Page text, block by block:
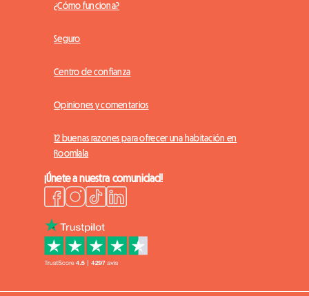
¿Cómo funciona?
Seguro
Centro de confianza
Opiniones y comentarios
12 buenas razones para ofrecer una habitación en
Roomlala
¡Únete a nuestra comunidad!